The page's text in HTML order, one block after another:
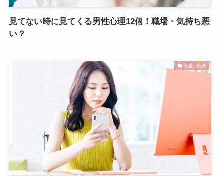
見てない時に見てくる男性心理12個！職場・気持ち悪
い？
恋愛・結婚